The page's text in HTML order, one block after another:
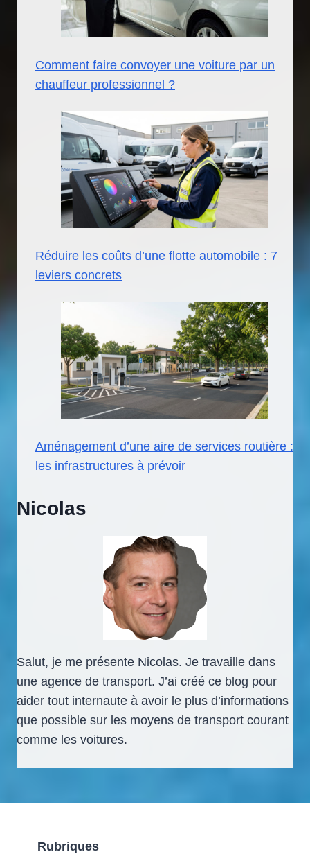
Comment faire convoyer une voiture par un
chauffeur professionnel ?
Réduire les coûts d’une flotte automobile : 7
leviers concrets
Aménagement d’une aire de services routière :
les infrastructures à prévoir
Nicolas
Salut, je me présente Nicolas. Je travaille dans
une agence de transport. J’ai créé ce blog pour
aider tout internaute à avoir le plus d’informations
que possible sur les moyens de transport courant
comme les voitures.
Rubriques